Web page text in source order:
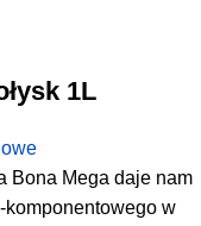
1L
Bona Mega daje nam
w